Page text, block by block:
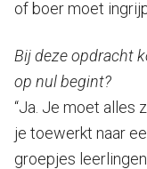
of boer moet
Bij deze opdracht
op nul begint?
“Ja. Je moet alles
je toewerkt naar
groepjes